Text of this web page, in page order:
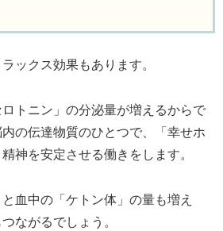
ックス効果もあります。
トニン」の分泌量が増えるからで
の伝達物質のひとつで、「幸せホ
神を安定させる働きをします。
血中の「ケトン体」の量も増え
ながるでしょう。